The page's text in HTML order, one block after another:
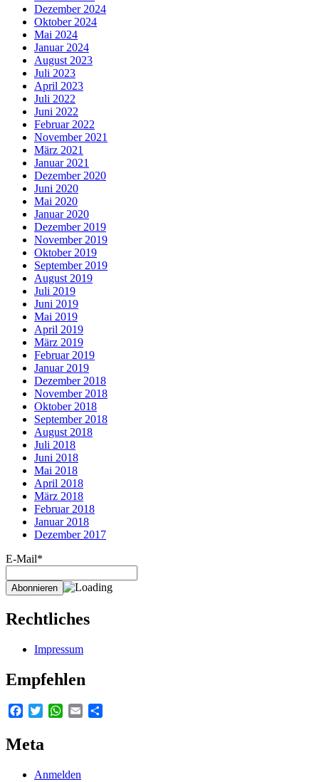
Dezember 2024
Oktober 2024
Mai 2024
Januar 2024
August 2023
Juli 2023
April 2023
Juli 2022
Juni 2022
Februar 2022
November 2021
März 2021
Januar 2021
Dezember 2020
Juni 2020
Mai 2020
Januar 2020
Dezember 2019
November 2019
Oktober 2019
September 2019
August 2019
Juli 2019
Juni 2019
Mai 2019
April 2019
März 2019
Februar 2019
Januar 2019
Dezember 2018
November 2018
Oktober 2018
September 2018
August 2018
Juli 2018
Juni 2018
Mai 2018
April 2018
März 2018
Februar 2018
Januar 2018
Dezember 2017
E-Mail*
Rechtliches
Impressum
Empfehlen
FacebookTwitterWhatsApp
Email
Meta
Anmelden